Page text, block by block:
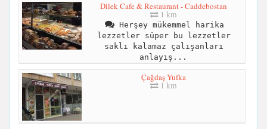
Dilek Cafe & Restaurant - Caddebostan
1 km
Herşey mükemmel harika
lezzetler süper bu lezzetler
saklı kalamaz çalışanları
anlayış...
Çağdaş Yufka
1 km